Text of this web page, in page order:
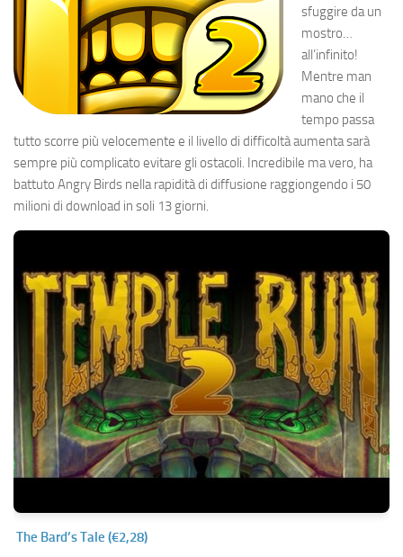
sfuggire da un
mostro…
all’infinito!
Mentre man
mano che il
tempo passa
tutto scorre più velocemente e il livello di difficoltà aumenta sarà
sempre più complicato evitare gli ostacoli. Incredibile ma vero, ha
battuto Angry Birds nella rapidità di diffusione raggiongendo i 50
milioni di download in soli 13 giorni.
The Bard’s Tale (€2,28)